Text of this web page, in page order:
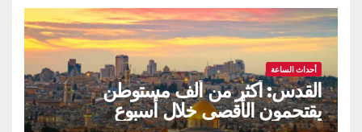
أحداث الساعة
القدس: أكثر من ألف مستوطن
يقتحمون الأقصى خلال أسبوع